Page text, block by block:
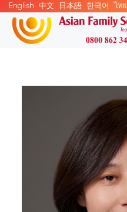
English 中文 日本語 한국어 ไทย